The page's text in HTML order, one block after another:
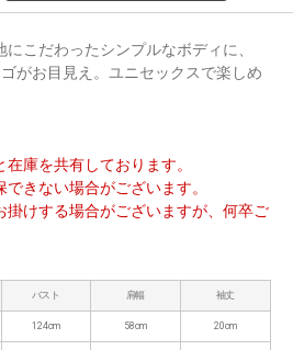
こだわったシンプルなボディに、
がお目見え。ユニセックスで楽しめ
庫を共有しております。
きない場合がございます。
掛けする場合がございますが、何卒ご
バスト 肩幅 袖丈
124cm 58cm 20cm